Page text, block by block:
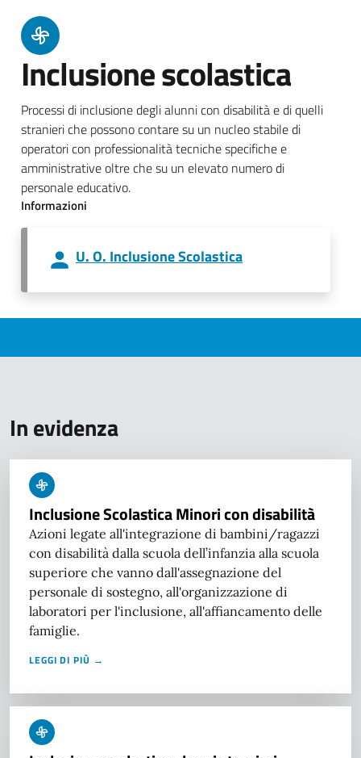
Inclusione scolastica
Processi di inclusione degli alunni con disabilità e di quelli
stranieri che possono contare su un nucleo stabile di
operatori con professionalità tecniche specifiche e
amministrative oltre che su un elevato numero di
personale educativo.
Informazioni
U. O. Inclusione Scolastica
In evidenza
Inclusione Scolastica Minori con disabilità
Azioni legate all'integrazione di bambini/ragazzi
con disabilità dalla scuola dell’infanzia alla scuola
superiore che vanno dall'assegnazione del
personale di sostegno, all'organizzazione di
laboratori per l'inclusione, all'affiancamento delle
famiglie.
LEGGI DI PIÙ →